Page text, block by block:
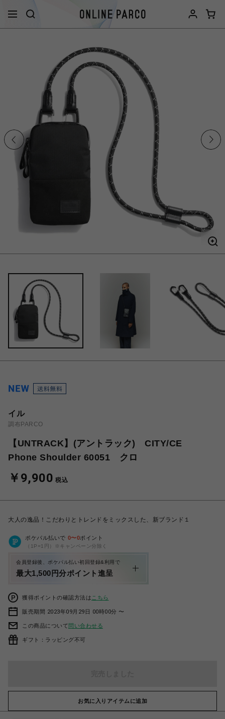
イル
調布PARCO
【UNTRACK】(アントラック) CITY/CE
Phone Shoulder 60051 クロ
￥9,900 税込
大人の逸品！こだわりとトレンドをミックスした、新ブランド１
ポケパル払いで 0〜0ポイント
（1P=1円）※キャンペーン分除く
会員登録後、ポケパル払い初回登録&利用で
最大1,500円分ポイント進呈
獲得ポイントの確認方法は こちら
販売期間 2023年09月29日 00時00分 〜
この商品について問い合わせる
ギフト：ラッピング不可
お気に入りアイテムに追加